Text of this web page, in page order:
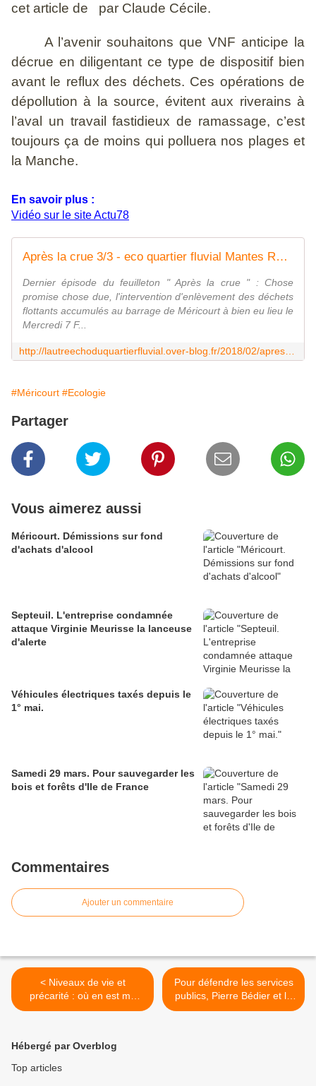
cet article de
par Claude Cécile.
A l’avenir souhaitons que VNF anticipe la
décrue en diligentant ce type de dispositif bien
avant le reflux des déchets. Ces opérations de
dépollution à la source, évitent aux riverains à
l’aval un travail fastidieux de ramassage, c’est
toujours ça de moins qui polluera nos plages et
la Manche.
En savoir plus :
Vidéo sur le site Actu78
Après la crue 3/3 - eco quartier fluvial Mantes Rosny l'autre echo du quartier fluvial
Dernier épisode du feuilleton " Après la crue " : Chose
promise chose due, l'intervention d'enlèvement des déchets
flottants accumulés au barrage de Méricourt à bien eu lieu le
Mercredi 7 F...
#Méricourt #Ecologie
Partager
Vous aimerez aussi
Méricourt. Démissions sur fond
d'achats d'alcool
Septeuil. L'entreprise condamnée
attaque Virginie Meurisse la lanceuse
d'alerte
Véhicules électriques taxés depuis le
1° mai.
Samedi 29 mars. Pour sauvegarder les
bois et forêts d'Ile de France
Commentaires
Ajouter un commentaire
< Niveaux de vie et
précarité : où en est ma
commune ?
Pour défendre les services
publics, Pierre Bédier et la
droite yvelinoise sont
Hébergé par Overblog
Top articles